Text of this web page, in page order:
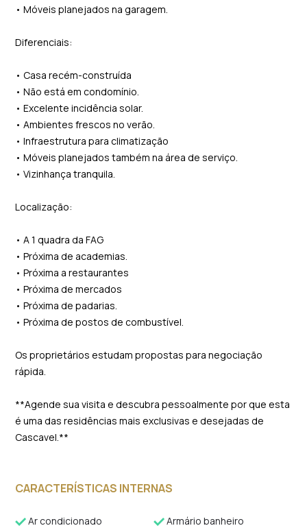
• Móveis planejados na garagem.
Diferenciais:
• Casa recém-construída
• Não está em condomínio.
• Excelente incidência solar.
• Ambientes frescos no verão.
• Infraestrutura para climatização
• Móveis planejados também na área de serviço.
• Vizinhança tranquila.
Localização:
• A 1 quadra da FAG
• Próxima de academias.
• Próxima a restaurantes
• Próxima de mercados
• Próxima de padarias.
• Próxima de postos de combustível.
Os proprietários estudam propostas para negociação
rápida.
**Agende sua visita e descubra pessoalmente por que esta
é uma das residências mais exclusivas e desejadas de
Cascavel.**
CARACTERÍSTICAS INTERNAS
Ar condicionado
Armário banheiro